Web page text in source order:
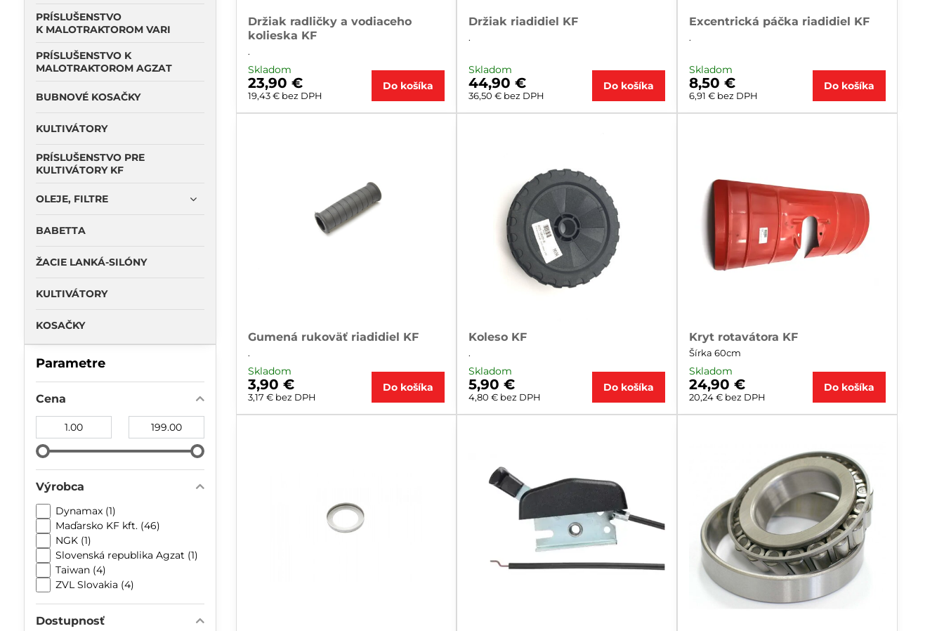
Držiak radličky a vodiaceho
kolieska KF
.
Skladom
23,90 €
19,43 € bez DPH
Do košíka
Držiak riadidiel KF
.
Skladom
44,90 €
36,50 € bez DPH
Do košíka
Excentrická páčka riadidiel KF
.
Skladom
8,50 €
6,91 € bez DPH
Do košíka
Gumená rukoväť riadidiel KF
.
Skladom
3,90 €
3,17 € bez DPH
Do košíka
Koleso KF
.
Skladom
5,90 €
4,80 € bez DPH
Do košíka
Kryt rotavátora KF
Šírka 60cm
Skladom
24,90 €
20,24 € bez DPH
Do košíka
Parametre
Cena
Výrobca
Dynamax (1)
Maďarsko KF kft. (46)
NGK (1)
Slovenská republika Agzat (1)
Taiwan (4)
ZVL Slovakia (4)
Dostupnosť
PRÍSLUŠENSTVO
K MALOTRAKTOROM VARI
PRÍSLUŠENSTVO K
MALOTRAKTOROM AGZAT
BUBNOVÉ KOSAČKY
KULTIVÁTORY
PRÍSLUŠENSTVO PRE
KULTIVÁTORY KF
OLEJE, FILTRE
BABETTA
ŽACIE LANKÁ-SILÓNY
KULTIVÁTORY
KOSAČKY